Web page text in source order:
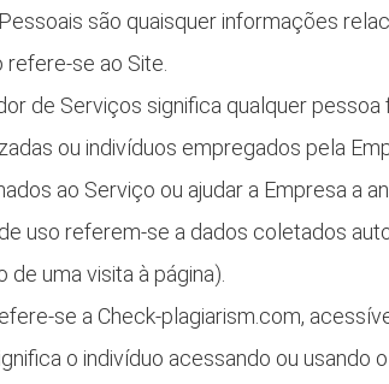
são quaisquer informações
refere-se ao Site.
de Serviços significa qualquer
ou indivíduos empregados pela
ao Serviço ou ajudar a Empresa a
uso referem-se a dados coletados
de uma visita à página).
se a Check-plagiarism.com,
o indivíduo acessando ou usando